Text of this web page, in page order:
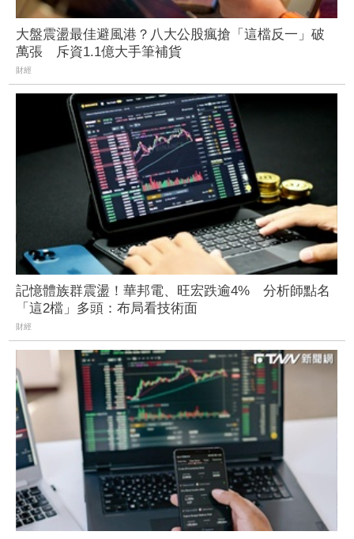
大盤震盪最佳避風港？八大公股瘋搶「這檔反一」破
萬張 斥資1.1億大手筆補貨
財經
記憶體族群震盪！華邦電、旺宏跌逾4% 分析師點名
「這2檔」多頭：布局看技術面
財經